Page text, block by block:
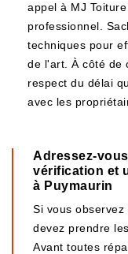
appel à MJ
professionnel.
techniques pour
de l'art. À côté de
respect du délai
avec les
Adressez-
vérification et
à Puymaurin
Si vous
devez prendre
Avant toutes